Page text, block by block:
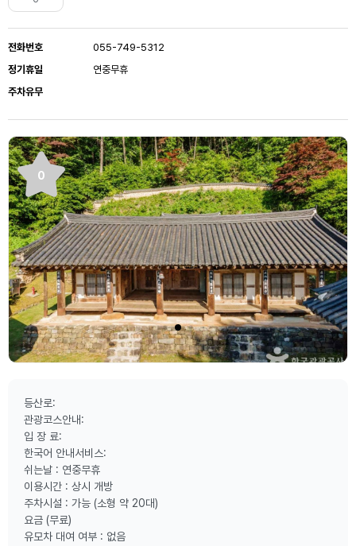
전화번호
055-749-5312
정기휴일
연중무휴
주차유무
0
등산로:
관광코스안내:
입 장 료:
한국어 안내서비스:
쉬는날 : 연중무휴
이용시간 : 상시 개방
주차시설 : 가능 (소형 약 20대)
요금 (무료)
유모차 대여 여부 : 없음